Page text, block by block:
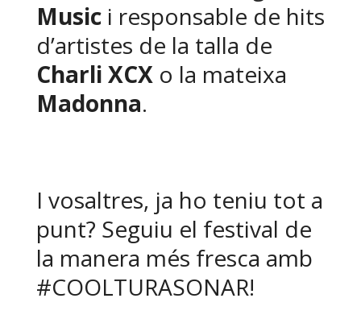
Music i responsable de hits
d’artistes de la talla de
Charli XCX o la mateixa
Madonna.
I vosaltres, ja ho teniu tot a
punt? Seguiu el festival de
la manera més fresca amb
#COOLTURASONAR!